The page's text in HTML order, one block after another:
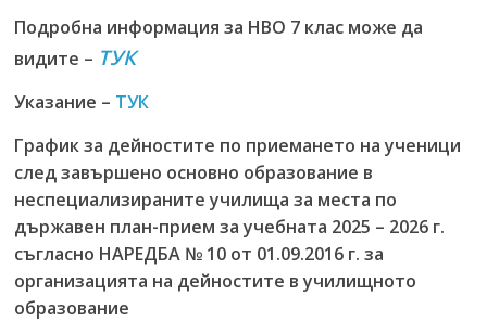
Подробна информация за НВО 7 клас може да
видите – ТУК
Указание – ТУК
График за дейностите по приемането на ученици
след завършено основно образование в
неспециализираните училища за места по
държавен план-прием за учебната 2025 – 2026 г.
съгласно НАРЕДБА № 10 от 01.09.2016 г. за
организацията на дейностите в училищното
образование